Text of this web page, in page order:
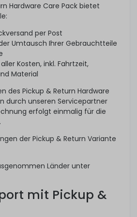
Hardware Care Pack bietet
per Post
Umtausch Ihrer Gebrauchtteile
Kosten, inkl. Fahrtzeit,
Material
des Pickup & Return Hardware
durch unseren Servicepartner
erfolgt einmalig für die
der Pickup & Return Variante
Länder unter
mit Pickup &